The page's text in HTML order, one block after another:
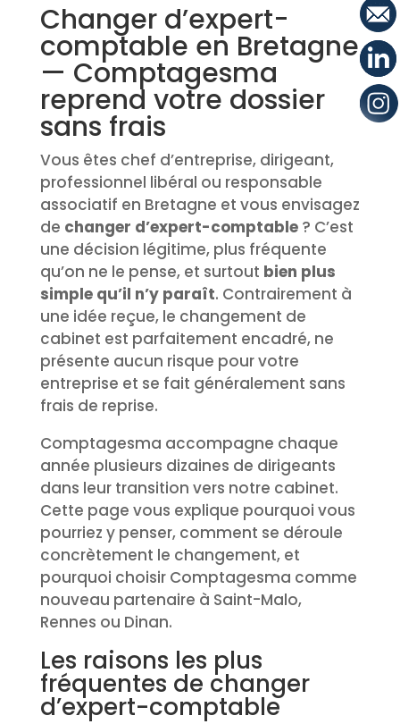
Changer d’expert-
comptable en Bretagne
— Comptagesma
reprend votre dossier
sans frais
Vous êtes chef d’entreprise, dirigeant,
professionnel libéral ou responsable
associatif en Bretagne et vous envisagez
de changer d’expert-comptable? C’est
une décision légitime, plus fréquente
qu’on ne le pense, et surtout bien plus
simple qu’il n’y paraît. Contrairement à
une idée reçue, le changement de
cabinet est parfaitement encadré, ne
présente aucun risque pour votre
entreprise et se fait généralement sans
frais de reprise.
Comptagesma accompagne chaque
année plusieurs dizaines de dirigeants
dans leur transition vers notre cabinet.
Cette page vous explique pourquoi vous
pourriez y penser, comment se déroule
concrètement le changement, et
pourquoi choisir Comptagesma comme
nouveau partenaire à Saint-Malo,
Rennes ou Dinan.
Les raisons les plus
fréquentes de changer
d’expert-comptable